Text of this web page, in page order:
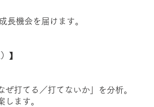
長機会を届けます。
】
打てる／打てないか」を分析。
ます。